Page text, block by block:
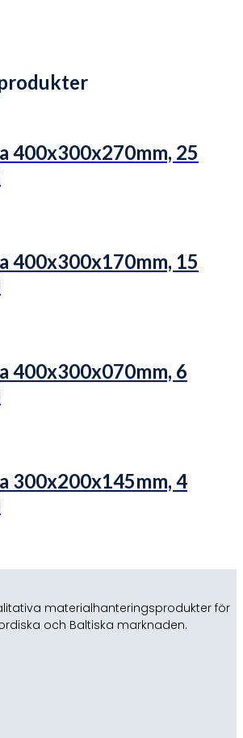
400x300x270mm, 25
400x300x170mm, 15
400x300x070mm, 6
300x200x145mm, 4
materialhanteringsprodukter för
och Baltiska marknaden.